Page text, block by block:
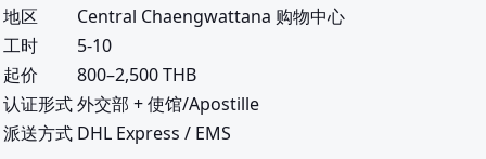
地区
Central Chaengwattana 购物中心
工时
5-10
起价
800–2,500 THB
认证形式外交部 + 使馆/Apostille
派送方式 DHL Express / EMS